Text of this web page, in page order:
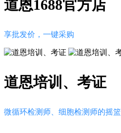
道恩1688官方店
享批发价，一键采购
道恩培训、考证
微循环检测师、细胞检测师的摇篮